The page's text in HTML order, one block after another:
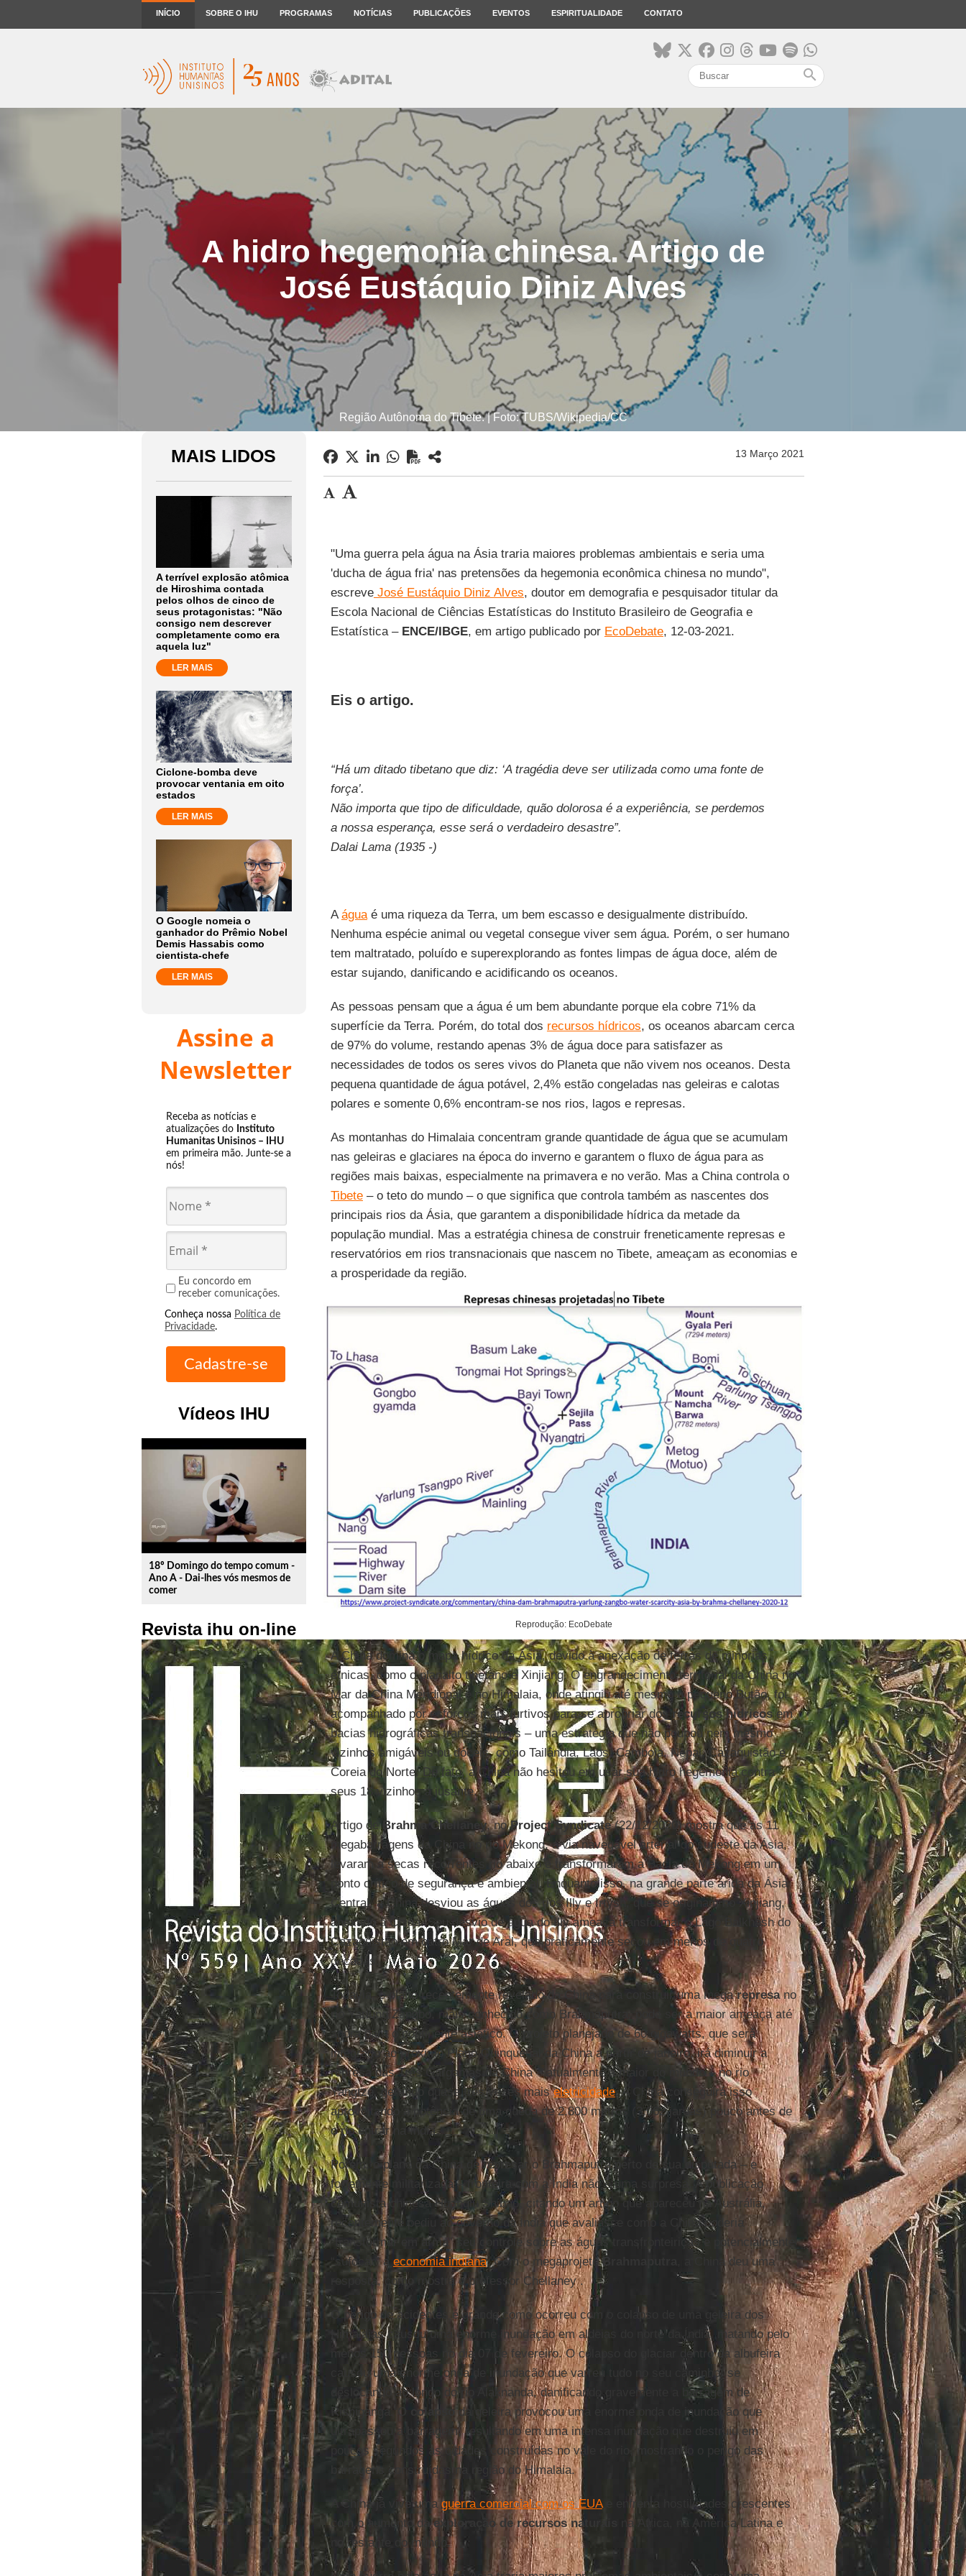
INÍCIO SOBRE O IHU PROGRAMAS NOTÍCIAS PUBLICAÇÕES EVENTOS ESPIRITUALIDADE CONTATO
search
A hidro hegemonia chinesa. Artigo de
José Eustáquio Diniz Alves
Região Autônoma do Tibete. | Foto: TUBS/Wikipedia/CC
MAIS LIDOS
A terrível explosão atômica
de Hiroshima contada
pelos olhos de cinco de
seus protagonistas: "Não
consigo nem descrever
completamente como era
aquela luz"
LER MAIS
Ciclone-bomba deve
provocar ventania em oito
estados
LER MAIS
O Google nomeia o
ganhador do Prêmio Nobel
Demis Hassabis como
cientista-chefe
LER MAIS
Assine a
Newsletter
Receba as notícias e
atualizações do Instituto
Humanitas Unisinos – IHU
em primeira mão. Junte-se a
nós!
Eu concordo em
receber comunicações.
Conheça nossa Política de
Privacidade.
Vídeos IHU
play_circle_outline
18º Domingo do tempo comum -
Ano A - Dai-lhes vós mesmos de
comer
Revista ihu on-line
13 Março 2021
"Uma guerra pela água na Ásia traria maiores problemas ambientais e seria uma
'ducha de água fria' nas pretensões da hegemonia econômica chinesa no mundo",
escreveJosé Eustáquio Diniz Alves, doutor em demografia e pesquisador titular da
Escola Nacional de Ciências Estatísticas do Instituto Brasileiro de Geografia e
Estatística – ENCE/IBGE, em artigo publicado por EcoDebate, 12-03-2021.
Eis o artigo.
“Há um ditado tibetano que diz: ‘A tragédia deve ser utilizada como uma fonte de
força’.
Não importa que tipo de dificuldade, quão dolorosa é a experiência, se perdemos
a nossa esperança, esse será o verdadeiro desastre”.
Dalai Lama (1935 -)
Aáguaé uma riqueza da Terra, um bem escasso e desigualmente distribuído.
Nenhuma espécie animal ou vegetal consegue viver sem água. Porém, o ser humano
tem maltratado, poluído e superexplorando as fontes limpas de água doce, além de
estar sujando, danificando e acidificando os oceanos.
As pessoas pensam que a água é um bem abundante porque ela cobre 71% da
superfície da Terra. Porém, do total dos recursos hídricos, os oceanos abarcam cerca
de 97% do volume, restando apenas 3% de água doce para satisfazer as
necessidades de todos os seres vivos do Planeta que não vivem nos oceanos. Desta
pequena quantidade de água potável, 2,4% estão congeladas nas geleiras e calotas
polares e somente 0,6% encontram-se nos rios, lagos e represas.
As montanhas do Himalaia concentram grande quantidade de água que se acumulam
nas geleiras e glaciares na época do inverno e garantem o fluxo de água para as
regiões mais baixas, especialmente na primavera e no verão. Mas a China controla o
Tibete– o teto do mundo – o que significa que controla também as nascentes dos
principais rios da Ásia, que garantem a disponibilidade hídrica da metade da
população mundial. Mas a estratégia chinesa de construir freneticamente represas e
reservatórios em rios transnacionais que nascem no Tibete, ameaçam as economias e
a prosperidade da região.
Reprodução: EcoDebate
A China domina o mapa hídrico da Ásia, devido à anexação de terras de minorias
étnicas, como o planalto tibetano e Xinjiang. O engrandecimento territorial da China no
Mar da China Meridional e no Himalaia, onde atingiu até mesmo o pequeno Butão, foi
acompanhado por esforços mais furtivos para se apropriar dos recursos hídricosem
bacias hidrográficas transnacionais – uma estratégia que não poupou nem mesmo
vizinhos amigáveis ou dóceis, como Tailândia, Laos, Camboja, Nepal, Cazaquistão e
Coreia do Norte. De fato, a China não hesitou em usar sua hidro hegemonia contra
seus 18 vizinhos a jusante.
Artigo de Brahma Chellaney, noProject Syndicate(22/12/2020) mostra que as 11
megabarragens da China no rio Mekong, a via navegável arterial do sudeste da Ásia,
levaram a secas recorrentes rio abaixo e transformaram a Bacia do Mekong em um
ponto crítico de segurança e ambiental. Enquanto isso, na grande parte árida da Ásia
Central, a China desviou as águas dos rios Illy e Irtysh, que se originam no Xinjiang,
anexado à China. Seu desvio de água do Illy ameaça transformar o Lago Balkhash do
Cazaquistão em outro Mar de Aral, que praticamente secou em menos de quatro
décadas.
Todavia, o plano recentemente revelado da China para construir uma megarepresano
rio Yarlung Zangbo, mais conhecido como Brahmaputra, pode ser a maior ameaça até
agora para o continente asiático. O projeto planejado de 60 gigawatts, que será
integrado ao próximo Plano Quinquenal da China a partir de janeiro, irá diminuir a
represa das Três Gargantas da China – atualmente a maior do mundo – no rio
Yangtzé, gerando quase três vezes maiseletricidade. A China conseguirá isso
aproveitando a potência de uma queda de 2.800 metros (3.062 jardas) pouco antes de
o rio entrar na Índia.
Porém, o plano da China de represar o Brahmaputra perto de sua disputada – e
fortemente militarizada – fronteira com a Índia não é uma surpresa. A publicação
comunista chinesa Huanqiu Shibao, citando um artigo que apareceu na Austrália,
recentemente pediu ao governo da Índia que avaliasse como a China poderia
“transformar em arma” seu controle sobre as águas transfronteiriças e potencialmente
“sufocar” a economia indiana. Com o megaprojetoBrahmaputra
, a China deu uma
resposta, como mostra o professor Chellaney .
O perigo de acidentes é grande como ocorreu com o colapso de uma geleira dos
Himalaias causou uma enorme inundação em aldeias do norte da Índia, matando pelo
menos 150 pessoas no dia 07 de fevereiro. O colapso do glaciar dentro da albufeira
causou uma enorme onda de inundação que varreu tudo no seu caminho, se
deslocando ao longo do rio Alaknanda, danificando gravemente a barragem de
Rishiganga. O
colapso da geleira provocou uma enorme onda de inundação que
ultrapassou a barragem, resultando em uma intensa inundação que destruiu em
poucos segundos as cidades construídas no vale do rio, mostrando o perigo das
barragens construídas na região do Himalaia.
A China já vive uma guerra comercial com os EUAe enfrenta hostilidades crescentes
com o aumento daexploração de recursos naturais
na África, na América Latina e
no restante do mundo.